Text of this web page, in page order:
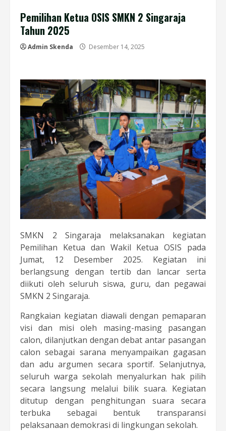
Pemilihan Ketua OSIS SMKN 2 Singaraja
Tahun 2025
Admin Skenda Desember 14, 2025
SMKN 2 Singaraja melaksanakan kegiatan
Pemilihan Ketua dan Wakil Ketua OSIS pada
Jumat, 12 Desember 2025. Kegiatan ini
berlangsung dengan tertib dan lancar serta
diikuti oleh seluruh siswa, guru, dan pegawai
SMKN 2 Singaraja.
Rangkaian kegiatan diawali dengan pemaparan
visi dan misi oleh masing-masing pasangan
calon, dilanjutkan dengan debat antar pasangan
calon sebagai sarana menyampaikan gagasan
dan adu argumen secara sportif. Selanjutnya,
seluruh warga sekolah menyalurkan hak pilih
secara langsung melalui bilik suara. Kegiatan
ditutup dengan penghitungan suara secara
terbuka sebagai bentuk transparansi
pelaksanaan demokrasi di lingkungan sekolah.